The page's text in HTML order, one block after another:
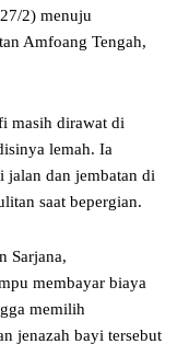
2) menuju
Amfoang Tengah,
masih dirawat di
lemah. Ia
jalan dan jembatan di
saat bepergian.
Sarjana,
membayar biaya
memilih
jenazah bayi tersebut